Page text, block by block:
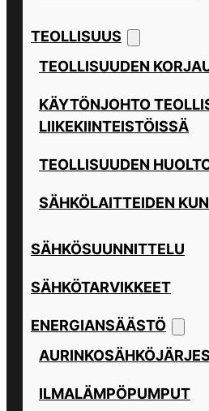
TEOLLISUUS
TEOLLISUUDEN
KÄYTÖNJOHTO
LIIKEKIINTEISTÖISSÄ
TEOLLISUUDEN
SÄHKÖLAITTEIDEN
SÄHKÖSUUNNITTELU
SÄHKÖTARVIKKEET
ENERGIANSÄÄSTÖ
ILMALÄMPÖPUMPUT